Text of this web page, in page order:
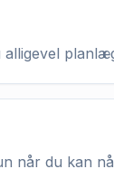
når du kan